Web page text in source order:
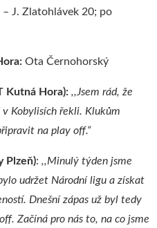
– J. Zlatohlávek 20; po
Ota Černohorský
Kutná Hora): ,,Jsem rád, že
Kobylisích řekli. Klukům
na play off.“
Plzeň): ,,Minulý týden jsme
udržet Národní ligu a získat
Dnešní zápas už byl tedy
Začíná pro nás to, na co jsme